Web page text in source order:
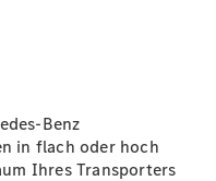
Benz
in flach oder hoch
Ihres Transporters